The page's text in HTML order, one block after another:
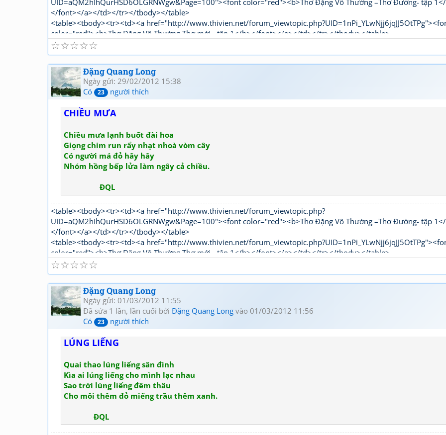
UID=aQM2hIhQurHSD6OLGRNWgw&Page=100"><font color="red"><b>Thơ Đặng Vô Thường –Thơ Đường- tập
</font></a></td></tr></tbody></table>
<table><tbody><tr><td><a href="http://www.thivien.net/
color="red"><b>Thơ Đặng Vô Thường Thơ mới - tập 1</b></font></a></td></tr></tbody></table>
☆
☆
☆
☆
☆
Đặng Quang Long
Ngày gửi: 29/02/2012 15:38
Có
23 người thích
CHIỀU MƯA
Chiều mưa lạnh buốt đài hoa
Giọng chim run rẩy nhạt nhoà vòm cây
Có người má đỏ hây hây
Nhóm hồng bếp lửa làm ngây cả chiều.
ĐQL
<table><tbody><tr><td><a href="http://www.thivien.net/forum_viewtopic.php?
UID=aQM2hIhQurHSD6OLGRNWgw&Page=100"><font color="red"><b>Thơ Đặng Vô Thường –Thơ Đường- tập
</font></a></td></tr></tbody></table>
<table><tbody><tr><td><a href="http://www.thivien.net/
color="red"><b>Thơ Đặng Vô Thường Thơ mới - tập 1</b></font></a></td></tr></tbody></table>
☆
☆
☆
☆
☆
Đặng Quang Long
Ngày gửi: 01/03/2012 11:55
Đã sửa 1 lần, lần cuối bởi Đặng Quang Long vào 01/03/2012 11:56
Có
23 người thích
LÚNG LIẾNG
Quai thao lúng liếng sân đình
Kìa ai lúng liếng cho mình lạc nhau
Sao trời lúng liếng đêm thâu
Cho môi thêm đỏ miếng trầu thêm xanh.
ĐQL